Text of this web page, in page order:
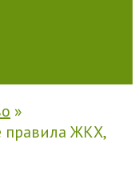
»
правила ЖКХ,